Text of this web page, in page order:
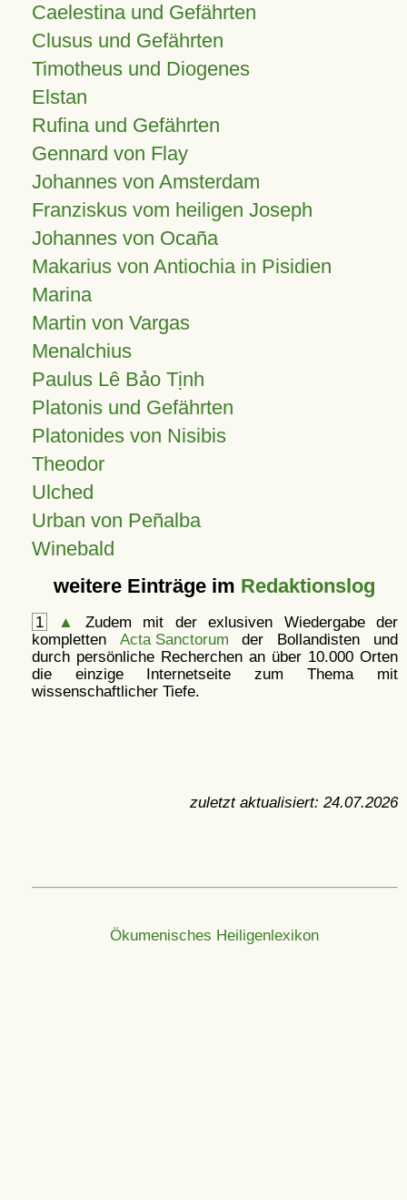
Caelestina und Gefährten
Clusus und Gefährten
Timotheus und Diogenes
Elstan
Rufina und Gefährten
Gennard von Flay
Johannes von Amsterdam
Franziskus vom heiligen Joseph
Johannes von Ocaña
Makarius von Antiochia in Pisidien
Marina
Martin von Vargas
Menalchius
Paulus Lê Bảo Tịnh
Platonis und Gefährten
Platonides von Nisibis
Theodor
Ulched
Urban von Peñalba
Winebald
weitere Einträge im Redaktionslog
1 ▲
Zudem mit der exlusiven Wiedergabe der
kompletten Acta Sanctorum der Bollandisten und
durch persönliche Recherchen an über 10.000 Orten
die einzige Internetseite zum Thema mit
wissenschaftlicher Tiefe.
zuletzt aktualisiert: 24.07.2026
Ökumenisches Heiligenlexikon